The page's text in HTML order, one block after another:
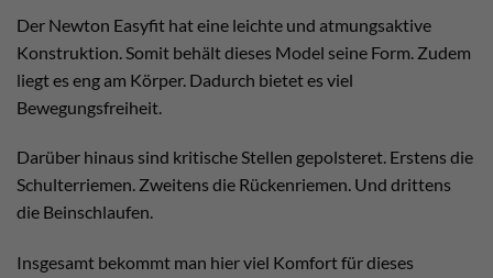
Der Newton Easyfit hat eine leichte und atmungsaktive
Konstruktion. Somit behält dieses Model seine Form. Zudem
liegt es eng am Körper. Dadurch bietet es viel
Bewegungsfreiheit.
Darüber hinaus sind kritische Stellen gepolsteret. Erstens die
Schulterriemen. Zweitens die Rückenriemen. Und drittens
die Beinschlaufen.
Insgesamt bekommt man hier viel Komfort für dieses